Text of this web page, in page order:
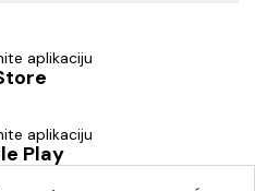
aplikaciju
aplikaciju
Play